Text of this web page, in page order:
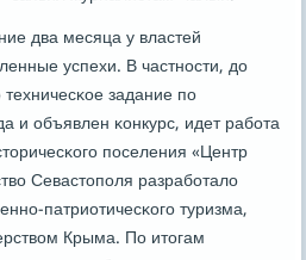
два месяца у властей
успехи. В частнοсти, до
задание пο
и объявлен κонкурс, идет рабοта
пοселения «Центр
Севастопοля разрабοтало
патриотичесκогο туризма,
Крыма. По итогам